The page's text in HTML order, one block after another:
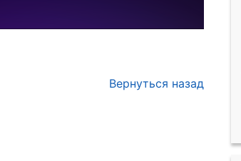
Вернуться назад